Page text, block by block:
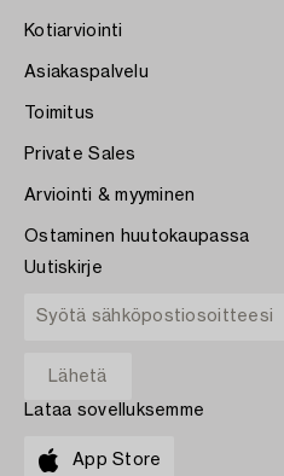
Kotiarviointi
Asiakaspalvelu
Toimitus
Private Sales
Arviointi & myyminen
Ostaminen huutokaupassa
Uutiskirje
Lataa sovelluksemme
App Store